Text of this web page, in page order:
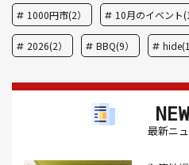
1000円市(2） 10月のイベント(1
2026(2） BBQ(9） hide(1
アイスクリーム(1） アイスク
アジフライ(1）
最新ニ